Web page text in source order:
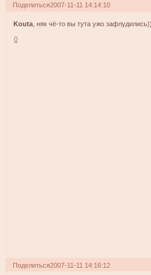
Поделиться2007-11-11 14:14:10
Kouta , няк чё-то вы тута ужо
0
Поделиться2007-11-11 14:16:12